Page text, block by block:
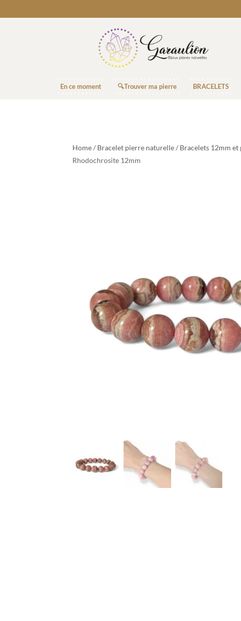
En ce moment 🔍Trouver ma pierre BRACELETS
Home/ Bracelet pierre naturelle/ Bracelets 12mm et
Rhodochrosite 12mm